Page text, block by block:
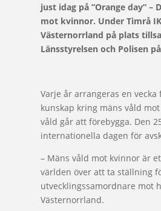
just idag på ”Orange day”
mot kvinnor. Under Timrå
Västernorrland på plats
Länsstyrelsen och Polisen
Varje år arrangeras en
kunskap kring mäns våld
våld går att förebygga. Den
internationella dagen för
– Mäns våld mot kvinnor är
världen över att ta ställning
utvecklingssamordnare mot
Västernorrland.